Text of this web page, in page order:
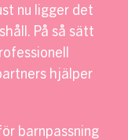
nu ligger det
På så sätt
hjälper
barnpassning